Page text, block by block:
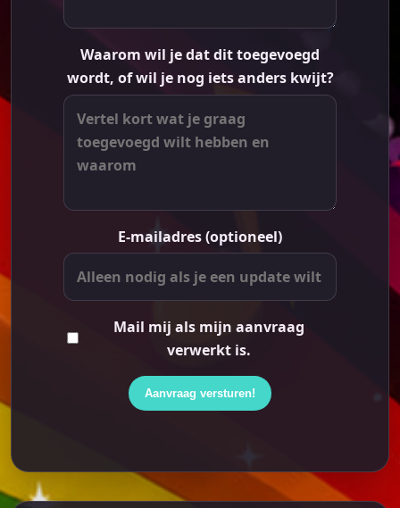
Waarom wil je dat dit toegevoegd
wordt, of wil je nog iets anders kwijt?
E-mailadres (optioneel)
Mail mij als mijn aanvraag
verwerkt is.
Aanvraag versturen!